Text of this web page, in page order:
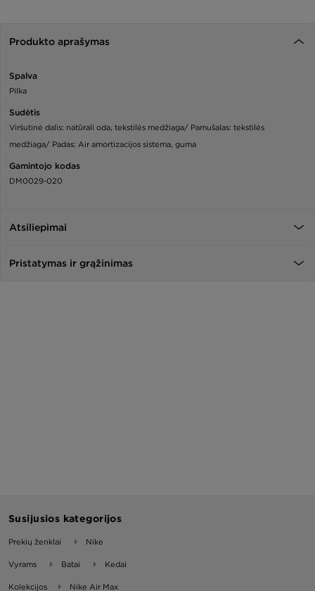
Produkto aprašymas
Spalva
Pilka
Sudėtis
Viršutinė dalis: natūrali oda, tekstilės medžiaga/ Pamušalas: tekstilės
medžiaga/ Padas: Air amortizacijos sistema, guma
Gamintojo kodas
DM0029-020
Atsiliepimai
Pristatymas ir grąžinimas
Susijusios kategorijos
Prekių ženklai Nike
Vyrams Batai Kedai
Kolekcijos Nike Air Max